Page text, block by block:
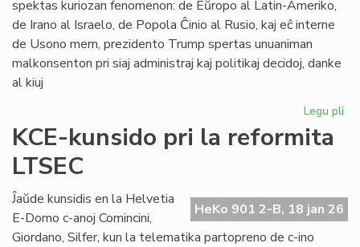
spektas kuriozan fenomenon: de Eŭropo al Latin-Ameriko,
de Irano al Israelo, de Popola Ĉinio al Rusio, kaj eĉ interne
de Usono mem, prezidento Trump spertas unuaniman
malkonsenton pri siaj administraj kaj politikaj decidoj, danke
al kiuj
Legu pli
KCE-kunsido pri la reformita
LTSEC
HeKo 901 2-B, 18 jan 26
Ĵaŭde kunsidis en la Helvetia
E-Domo c-anoj Comincini,
Giordano, Silfer, kun la telematika partopreno de c-ino